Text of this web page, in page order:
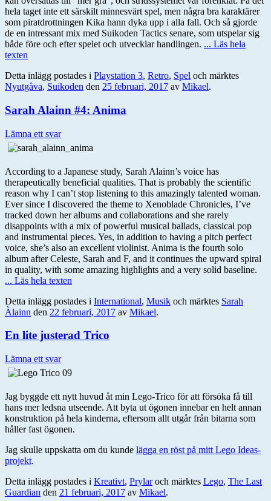
hela taget inte ett särskilt minnesvärt spel, men några bra karaktärer
som piratdrottningen Kika hann dyka upp i alla fall. Och så gjorde
de en intressant mix med Suikoden Tactics senare, som utspelar sig
både före och efter spelet och utvecklar handlingen. ... Läs hela
texten
Detta inlägg postades i Playstation 3, Retro, Spel och märktes
Nyutgåva, Suikoden den 25 februari, 2017 av Mikael.
Sarah Alainn #4: Anima
Lämna ett svar
According to a Japanese study, Sarah Alainn’s voice has
therapeutically beneficial qualities. That is probably the scientific
reason why I can’t stop listening to this amazingly talented woman.
Ever since I discovered the theme to Xenoblade Chronicles, I’ve
tracked down her albums and collaborations and she rarely
disappoints with a mix of powerful musical ballads, classical pop
and instrumental pieces. Yes, in addition to having a pitch perfect
voice, she’s also an excellent violinist. Anima is the fourth solo
album after Celeste, Sarah and F, and it continues the upward spiral
in quality, with some amazing highlights and a very solid baseline.
... Läs hela texten
Detta inlägg postades i International, Musik och märktes Sarah
Àlainn den 22 februari, 2017 av Mikael.
En lite justerad Trico
Lämna ett svar
Jag byggde ett nytt huvud åt min Lego-Trico för att försöka få till
hans mer ledsna utseende. Att byta ut ögonen innebar en helt annan
konstruktion på hela kinderna, eftersom allt utgår från bitarna som
håller fast ögonen.
Jag skulle uppskatta om du kunde lägga en röst på mitt Lego Ideas-
projekt.
Detta inlägg postades i Kreativt, Prylaroch märktes Lego, The Last
Guardian den 21 februari, 2017 av Mikael.